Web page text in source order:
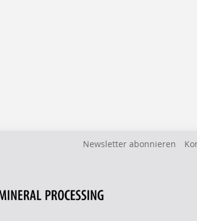
Newsletter abonnieren